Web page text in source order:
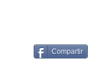
Compartir